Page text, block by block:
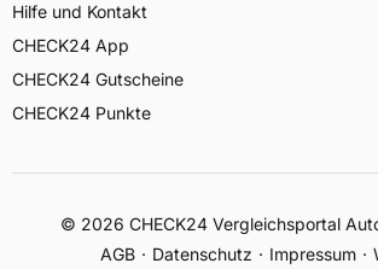
Hilfe und Kontakt
CHECK24 App
CHECK24 Gutscheine
CHECK24 Punkte
© 2026 CHECK24 Vergleichsportal
AGB
Datenschutz Impressum